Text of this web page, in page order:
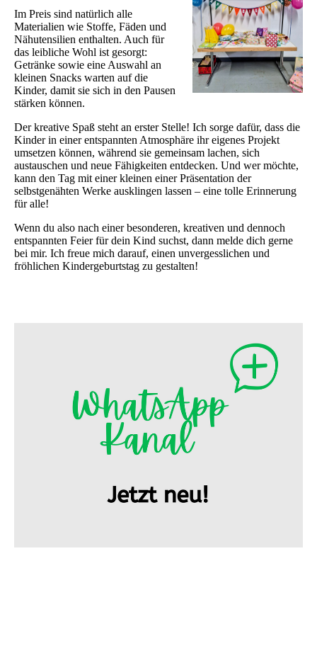
Im Preis sind natürlich alle
Materialien wie Stoffe, Fäden und
Nähutensilien enthalten. Auch für
das leibliche Wohl ist gesorgt:
Getränke sowie eine Auswahl an
kleinen Snacks warten auf die
Kinder, damit sie sich in den Pausen
stärken können.
Der kreative Spaß steht an erster Stelle! Ich sorge dafür, dass die
Kinder in einer entspannten Atmosphäre ihr eigenes Projekt
umsetzen können, während sie gemeinsam lachen, sich
austauschen und neue Fähigkeiten entdecken. Und wer möchte,
kann den Tag mit einer kleinen einer Präsentation der
selbstgenähten Werke ausklingen lassen – eine tolle Erinnerung
für alle!
Wenn du also nach einer besonderen, kreativen und dennoch
entspannten Feier für dein Kind suchst, dann melde dich gerne
bei mir. Ich freue mich darauf, einen unvergesslichen und
fröhlichen Kindergeburtstag zu gestalten!